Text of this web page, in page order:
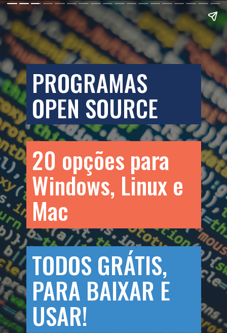
PROGRAMAS
OPEN SOURCE
20 opções para
Windows, Linux e
Mac
TODOS GRÁTIS,
PARA BAIXAR E
USAR!